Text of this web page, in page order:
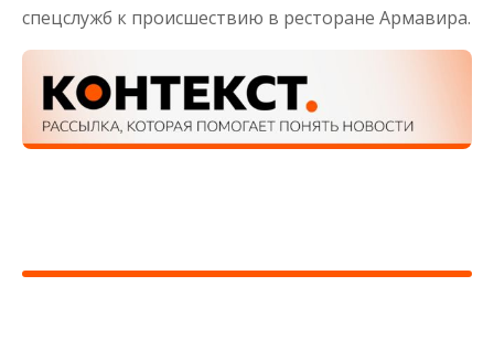
спецслужб к происшествию в ресторане Армавира.